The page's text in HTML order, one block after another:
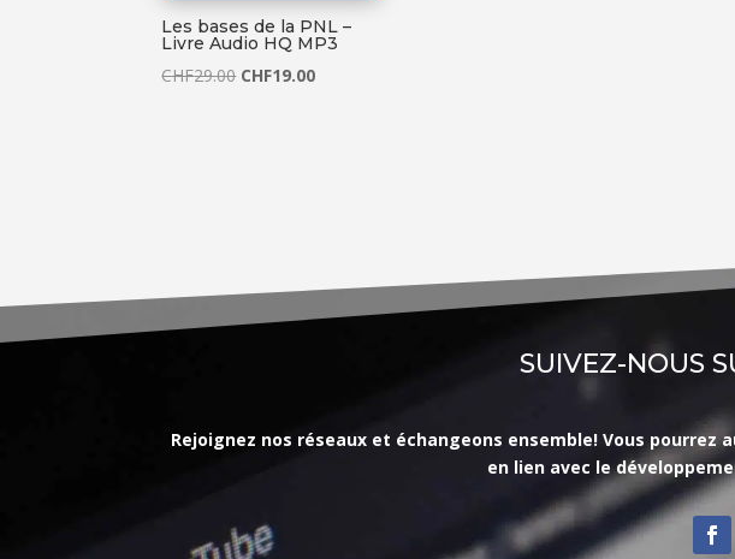
Les bases de la PNL –
Livre Audio HQ MP3
CHF29.00 Le
CHF19.00Le
SUIVEZ-NOUS
Rejoignez nos réseaux et échangeons ensemble! Vous pourrez
en lien avec le